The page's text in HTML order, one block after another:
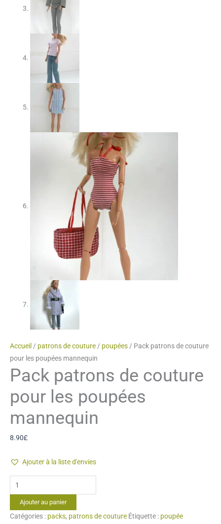
Accueil / patrons de couture / poupées / Pack patrons de couture
pour les poupées mannequin
Pack patrons de couture
pour les poupées
mannequin
8.90£
Ajouter à la liste d'envies
quantité
de
Pack
patrons
Ajouter au panier
Catégories : packs, patrons de couture Étiquette : poupée